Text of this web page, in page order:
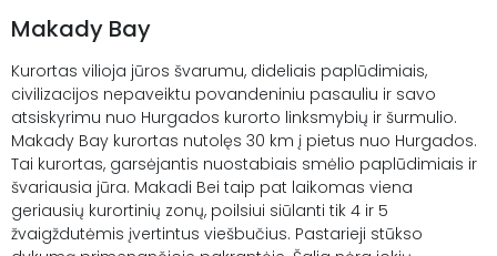
Makady Bay
Kurortas vilioja jūros švarumu, dideliais paplūdimiais,
civilizacijos nepaveiktu povandeniniu pasauliu ir savo
atsiskyrimu nuo Hurgados kurorto linksmybių ir šurmulio.
Makady Bay kurortas nutolęs 30 km į pietus nuo Hurgados.
Tai kurortas, garsėjantis nuostabiais smėlio paplūdimiais ir
švariausia jūra. Makadi Bei taip pat laikomas viena
geriausių kurortinių zonų, poilsiui siūlanti tik 4 ir 5
žvaigždutėmis įvertintus viešbučius. Pastarieji stūkso